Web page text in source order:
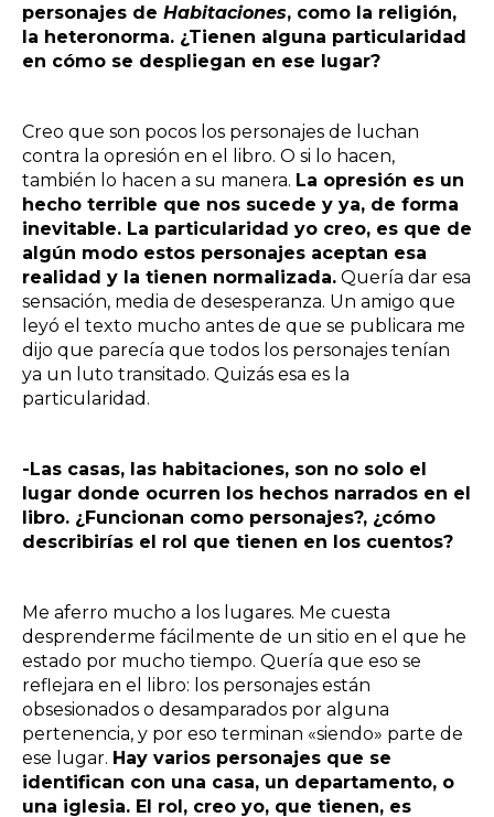
personajes de Habitaciones, como la religión,
la heteronorma. ¿Tienen alguna particularidad
en cómo se despliegan en ese lugar?
Creo que son pocos los personajes de luchan
contra la opresión en el libro. O si lo hacen,
también lo hacen a su manera. La opresión es un
hecho terrible que nos sucede y ya, de forma
inevitable. La particularidad yo creo, es que de
algún modo estos personajes aceptan esa
realidad y la tienen normalizada. Quería dar esa
sensación, media de desesperanza. Un amigo que
leyó el texto mucho antes de que se publicara me
dijo que parecía que todos los personajes tenían
ya un luto transitado. Quizás esa es la
particularidad.
-Las casas, las habitaciones, son no solo el
lugar donde ocurren los hechos narrados en el
libro. ¿Funcionan como personajes?, ¿cómo
describirías el rol que tienen en los cuentos?
Me aferro mucho a los lugares. Me cuesta
desprenderme fácilmente de un sitio en el que he
estado por mucho tiempo. Quería que eso se
reflejara en el libro: los personajes están
obsesionados o desamparados por alguna
pertenencia, y por eso terminan «siendo» parte de
ese lugar. Hay varios personajes que se
identifican con una casa, un departamento, o
una iglesia. El rol, creo yo, que tienen, es